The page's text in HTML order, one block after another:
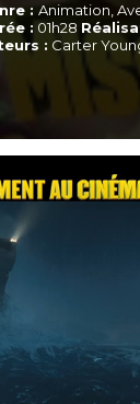
: Animation,
: 01h28
: Carter